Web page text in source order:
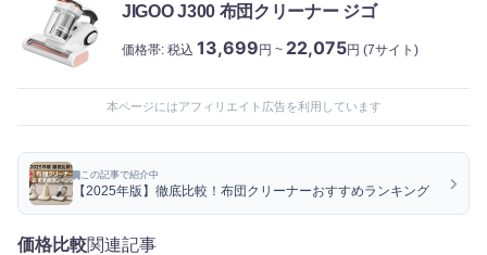
JIGOO J300 布団クリーナー ジゴ
価格帯: 税込 13,699 円 ~ 22,075円 (7サイト)
本ページにはアフィリエイト広告を利用しています
この記事で紹介中
【2025年版】徹底比較！布団クリーナーおすすめランキング
価格比較関連記事